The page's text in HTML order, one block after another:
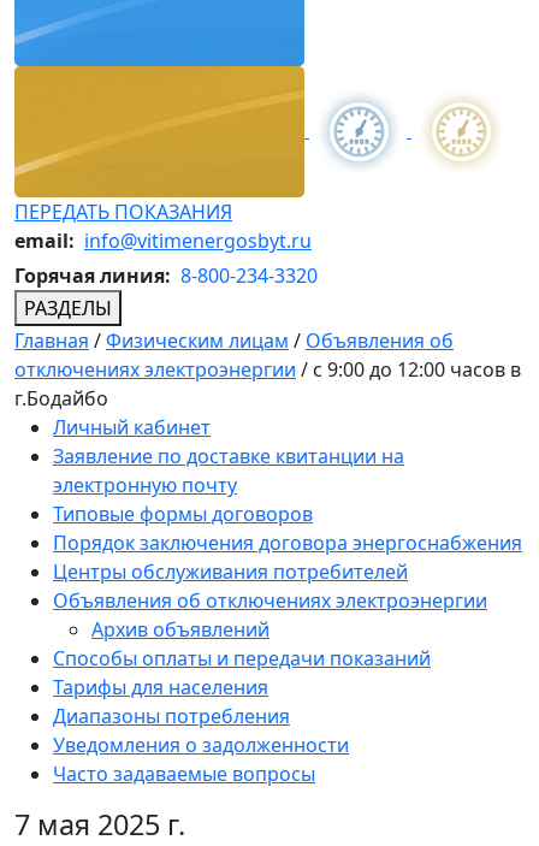
ПЕРЕДАТЬ ПОКАЗАНИЯ
email: info@vitimenergosbyt.ru
Горячая линия: 8-800-234-3320
РАЗДЕЛЫ
Главная /Физическим лицам / Объявления об
отключениях электроэнергии / с 9:00 до 12:00 часов в
г.Бодайбо
Личный кабинет
Заявление по доставке квитанции на
электронную почту
Типовые формы договоров
Порядок заключения договора энергоснабжения
Центры обслуживания потребителей
Объявления об отключениях электроэнергии
Архив объявлений
Способы оплаты и передачи показаний
Тарифы для населения
Диапазоны потребления
Уведомления о задолженности
Часто задаваемые вопросы
7 мая 2025 г.